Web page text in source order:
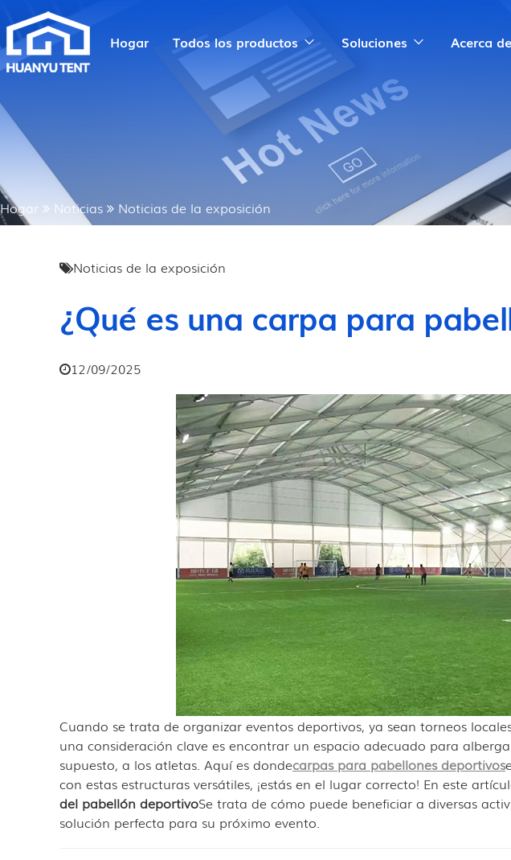
Hogar Todos los productos Soluciones Acerca
Hogar Noticias Noticias de la exposición
Noticias de la exposición
¿Qué es una carpa para
12/09/2025
Cuando se trata de organizar eventos deportivos, ya sean torneos
una consideración clave es encontrar un espacio adecuado para
supuesto, a los atletas. Aquí es dondecarpas para pabellones deportivos
con estas estructuras versátiles, ¡estás en el lugar correcto! En este
del pabellón deportivoSe trata de cómo puede beneficiar a diversas
solución perfecta para su próximo evento.